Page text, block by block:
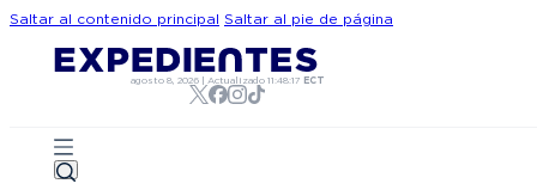
Saltar al contenido principal Saltar al pie de página
agosto 8, 2026 |Actualizado11:48:17 ECT